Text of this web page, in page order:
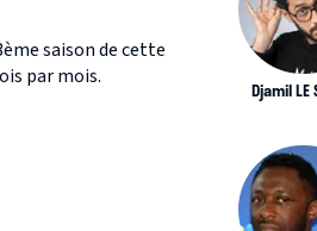
saison de cette
par mois.
Djamil LE